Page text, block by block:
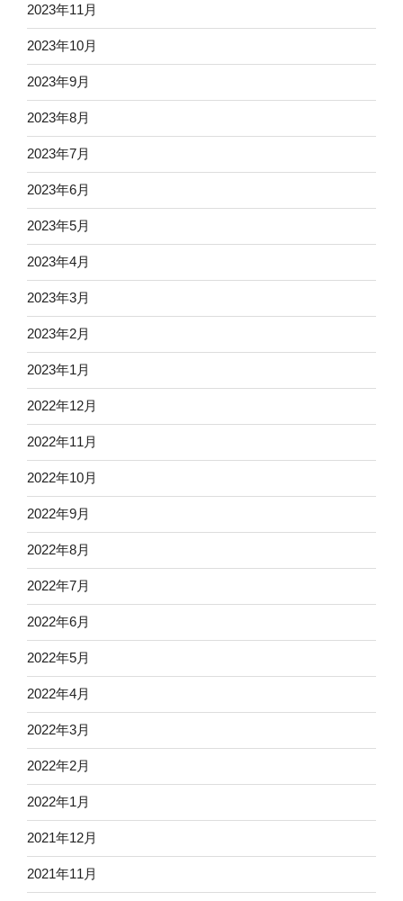
2023年11月
2023年10月
2023年9月
2023年8月
2023年7月
2023年6月
2023年5月
2023年4月
2023年3月
2023年2月
2023年1月
2022年12月
2022年11月
2022年10月
2022年9月
2022年8月
2022年7月
2022年6月
2022年5月
2022年4月
2022年3月
2022年2月
2022年1月
2021年12月
2021年11月